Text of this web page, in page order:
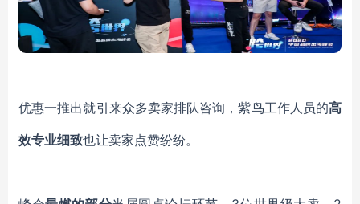
优惠一推出就引来众多卖家排队咨询，紫鸟工作人员的高
效专业细致也让卖家点赞纷纷。